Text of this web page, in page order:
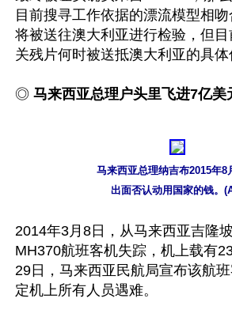
目前搜寻工作依据的漂流模型相
将被送往澳大利亚进行检验，但
关残片何时被送抵澳大利亚的具体
◎ 马来西亚总理户头里飞进7亿美
马来西亚总理纳吉布2015年8
出面否认动用国家的钱。
2014年3月8日，从马来西亚吉隆
MH370航班客机失踪，机上载有
29日，马来西亚民航局宣布该航
定机上所有人员遇难。